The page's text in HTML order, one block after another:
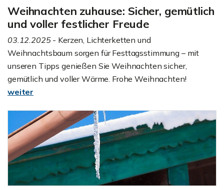
Weihnachten zuhause: Sicher, gemütlich
und voller festlicher Freude
03.12.2025- Kerzen, Lichterketten und
Weihnachtsbaum sorgen für Festtagsstimmung – mit
unseren Tipps genießen Sie Weihnachten sicher,
gemütlich und voller Wärme. Frohe Weihnachten!
weiter